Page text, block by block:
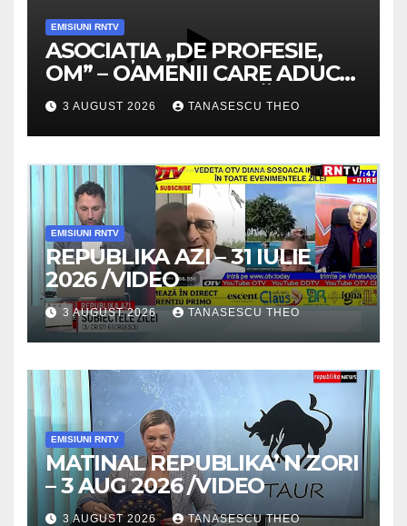
EMISIUNI RNTV
ASOCIAȚIA „DE PROFESIE,
OM” – OAMENII CARE ADUC
VALOARE COMUNITĂȚII /
SECRETELE SUCCESULUI
/VIDEO
3 AUGUST 2026 TANASESCU THEO
EMISIUNI RNTV
REPUBLIKA AZI – 31 IULIE
2026 /VIDEO
3 AUGUST 2026 TANASESCU THEO
EMISIUNI RNTV
MATINAL REPUBLIKA’ N ZORI
– 3 AUG 2026 /VIDEO
3 AUGUST 2026 TANASESCU THEO